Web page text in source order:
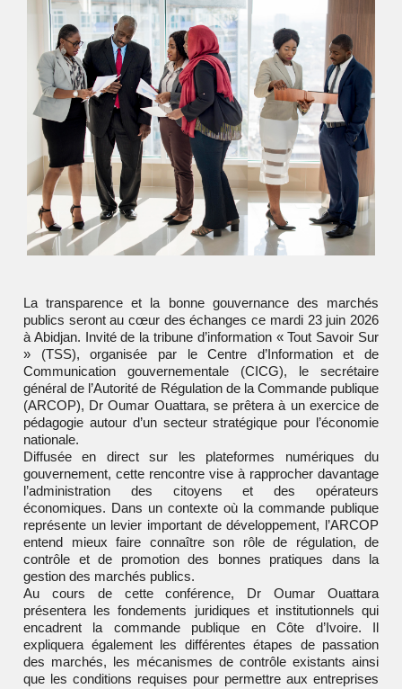
La transparence et la bonne gouvernance des marchés
publics seront au cœur des échanges ce mardi 23 juin 2026
à Abidjan. Invité de la tribune d’information « Tout Savoir Sur
» (TSS), organisée par le Centre d’Information et de
Communication gouvernementale (CICG), le secrétaire
général de l’Autorité de Régulation de la Commande publique
(ARCOP), Dr Oumar Ouattara, se prêtera à un exercice de
pédagogie autour d’un secteur stratégique pour l’économie
nationale.
Diffusée en direct sur les plateformes numériques du
gouvernement, cette rencontre vise à rapprocher davantage
l’administration des citoyens et des opérateurs
économiques. Dans un contexte où la commande publique
représente un levier important de développement, l’ARCOP
entend mieux faire connaître son rôle de régulation, de
contrôle et de promotion des bonnes pratiques dans la
gestion des marchés publics.
Au cours de cette conférence, Dr Oumar Ouattara
présentera les fondements juridiques et institutionnels qui
encadrent la commande publique en Côte d’Ivoire. Il
expliquera également les différentes étapes de passation
des marchés, les mécanismes de contrôle existants ainsi
que les conditions requises pour permettre aux entreprises